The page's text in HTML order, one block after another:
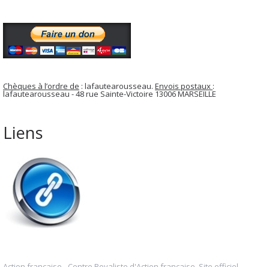
Chèques à l’ordre de : lafautearousseau. Envois postaux :
lafautearousseau - 48 rue Sainte-Victoire 13006 MARSEILLE
Liens